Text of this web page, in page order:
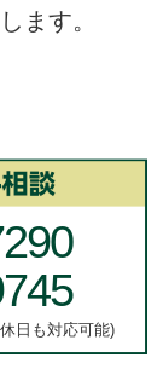
ます。
日も対応可能)